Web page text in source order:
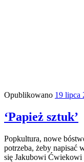
Opublikowano 19 lipca
‘Papież sztuk’
Popkultura, nowe
potrzeba, żeby napisać
się Jakubowi